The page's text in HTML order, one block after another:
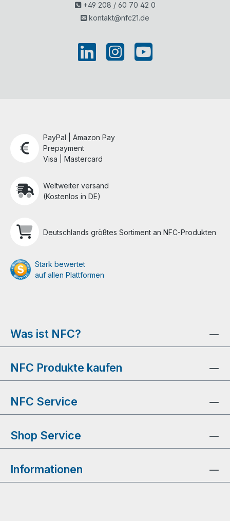
+49 208 / 60 70 42 0
kontakt@nfc21.de
PayPal | Amazon Pay
Prepayment
Visa | Mastercard
Weltweiter versand
(Kostenlos in DE)
Deutschlands größtes Sortiment an NFC-Produkten
Stark bewertet
auf allen Plattformen
Was ist NFC?
NFC Produkte kaufen
NFC Service
Shop Service
Informationen